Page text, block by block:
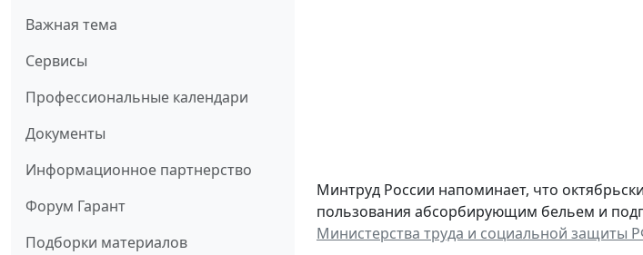
Важная тема
Сервисы
Профессиональные календари
Документы
Информационное партнерство
Форум Гарант
Подборки материалов
Минтруд России напоминает, что
пользования абсорбирующим бельем и
Министерства труда и социальной защиты